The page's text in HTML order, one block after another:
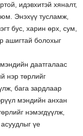
идэвхитэй хяналт,
Энэхүү тусламж,
бус, харин өрх, сум,
ашигтай болохыг
даатгалаас
нэр төрлийг
бага зардлаар
мэндийн анхан
нэмэгдүүлж,
үе